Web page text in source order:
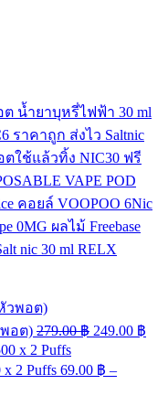
ต น้ำยาบุหรี่ไฟฟ้า 30 ml
ราคาถูก ส่งไว Saltnic
ตใช้แล้วทิ้ง NIC30 ฟรี
VAPE POD
คอยล์ VOOPOO 6Nic
0MG ผลไม้ Freebase
nic 30 ml RELX
พอต) 279.00฿ 249.00 ฿
x 2 Puffs 69.00 ฿ –